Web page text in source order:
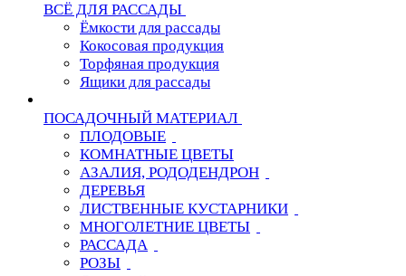
ВСЁ ДЛЯ РАССАДЫ
Ёмкости для рассады
Кокосовая продукция
Торфяная продукция
Ящики для рассады
ПОСАДОЧНЫЙ МАТЕРИАЛ
ПЛОДОВЫЕ
КОМНАТНЫЕ ЦВЕТЫ
АЗАЛИЯ, РОДОДЕНДРОН
ДЕРЕВЬЯ
ЛИСТВЕННЫЕ КУСТАРНИКИ
МНОГОЛЕТНИЕ ЦВЕТЫ
РАССАДА
РОЗЫ